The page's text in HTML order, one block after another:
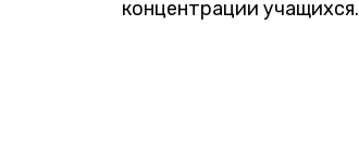
концентрации учащихся.